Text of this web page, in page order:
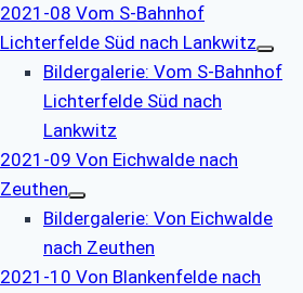
2021-08 Vom S-Bahnhof
Lichterfelde Süd nach Lankwitz
Bildergalerie: Vom S-Bahnhof
Lichterfelde Süd nach
Lankwitz
2021-09 Von Eichwalde nach
Zeuthen
Bildergalerie: Von Eichwalde
nach Zeuthen
2021-10 Von Blankenfelde nach